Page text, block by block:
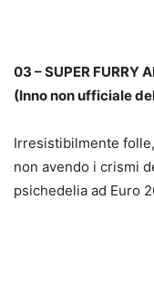
03 – SUPER FURRY
(Inno non ufficiale
Irresistibilmente
non avendo i crismi
psichedelia ad Euro